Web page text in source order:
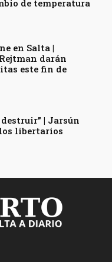
de temperatura
en Salta |
darán
este fin de
destruir” | Jarsún
libertarios